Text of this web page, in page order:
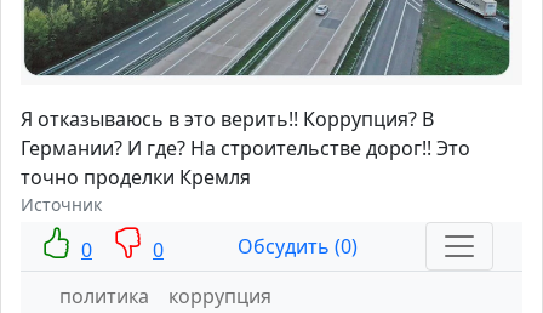
Я отказываюсь в это верить!! Коррупция? В
Германии? И где? На строительстве дорог!! Это
точно проделки Кремля
Источник
0 0
Обсудить (0)
политика
коррупция